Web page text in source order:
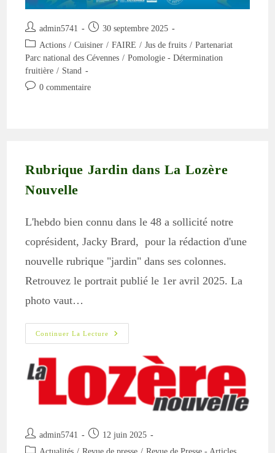
Auteur/autrice
de
la
publication :
admin5741
Publication
publiée :
30 septembre 2025
Post
category:
Actions / Cuisiner / FAIRE / Jus de fruits / Partenariat
Parc national des Cévennes / Pomologie - Détermination
fruitière / Stand
Commentaires
0 commentaire
Rubrique Jardin dans La Lozère
Nouvelle
L'hebdo bien connu dans le 48 a sollicité notre
coprésident, Jacky Brard, pour la rédaction d'une
nouvelle rubrique "jardin" dans ses colonnes.
Retrouvez le portrait publié le 1er avril 2025. La
photo vaut…
Continuer La Lecture
Rubrique
Jardin
Lozère
Nouvelle
Auteur/autrice
de
admin5741
Publication
publiée :
12 juin 2025
Post